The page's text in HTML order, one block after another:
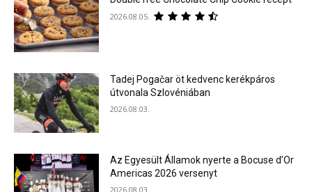
2026.08.05.
Tadej Pogačar öt kedvenc kerékpáros
útvonala Szlovéniában
2026.08.03.
Az Egyesült Államok nyerte a Bocuse d’Or
Americas 2026 versenyt
2026.08.03.